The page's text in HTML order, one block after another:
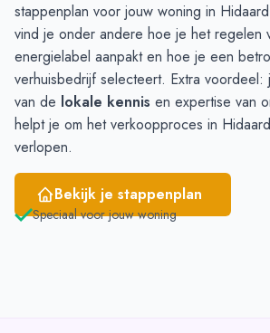
stappenplan voor jouw woning in
vind je onder andere hoe je het regelen
energielabel aanpakt en hoe je een
verhuisbedrijf selecteert. Extra voordeel:
van de lokale kennis en expertise van
helpt je om het verkoopproces in
verlopen.
Bekijk je stappenplan
Speciaal voor jouw woning